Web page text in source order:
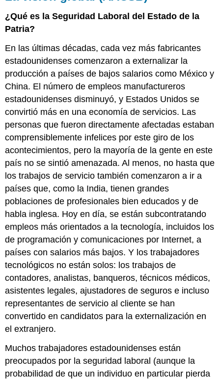
¿Qué es la Seguridad Laboral del Estado de la
Patria?
En las últimas décadas, cada vez más fabricantes
estadounidenses comenzaron a externalizar la
producción a países de bajos salarios como México y
China. El número de empleos manufactureros
estadounidenses disminuyó, y Estados Unidos se
convirtió más en una economía de servicios. Las
personas que fueron directamente afectadas estaban
comprensiblemente infelices por este giro de los
acontecimientos, pero la mayoría de la gente en este
país no se sintió amenazada. Al menos, no hasta que
los trabajos de servicio también comenzaron a ir a
países que, como la India, tienen grandes
poblaciones de profesionales bien educados y de
habla inglesa. Hoy en día, se están subcontratando
empleos más orientados a la tecnología, incluidos los
de programación y comunicaciones por Internet, a
países con salarios más bajos. Y los trabajadores
tecnológicos no están solos: los trabajos de
contadores, analistas, banqueros, técnicos médicos,
asistentes legales, ajustadores de seguros e incluso
representantes de servicio al cliente se han
convertido en candidatos para la externalización en
el extranjero.
Muchos trabajadores estadounidenses están
preocupados por la seguridad laboral (aunque la
probabilidad de que un individuo en particular pierda